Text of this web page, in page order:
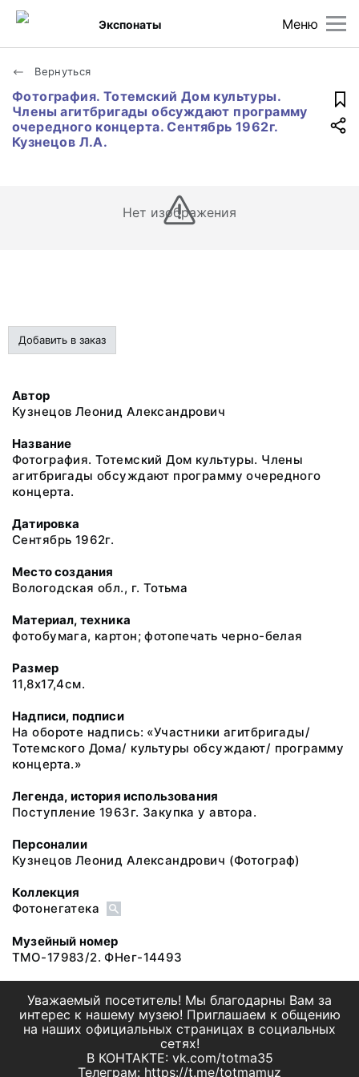
Меню
Экспонаты
Вернуться
Фотография. Тотемский Дом культуры.
Члены агитбригады обсуждают программу
очередного концерта. Сентябрь 1962г.
Кузнецов Л.А.
Нет изображения
Добавить в заказ
Автор
Кузнецов Леонид Александрович
Название
Фотография. Тотемский Дом культуры. Члены
агитбригады обсуждают программу очередного
концерта.
Датировка
Сентябрь 1962г.
Место создания
Вологодская обл., г. Тотьма
Материал, техника
фотобумага, картон; фотопечать черно-белая
Размер
11,8х17,4см.
Надписи, подписи
На обороте надпись: «Участники агитбригады/
Тотемского Дома/ культуры обсуждают/ программу
концерта.»
Легенда, история использования
Поступление 1963г. Закупка у автора.
Персоналии
Кузнецов Леонид Александрович (Фотограф)
Коллекция
Фотонегатека
Музейный номер
ТМО-17983/2. ФНег-14493
Уважаемый посетитель! Мы благодарны Вам за
интерес к нашему музею! Приглашаем к общению
на наших официальных страницах в социальных
сетях!
В КОНТАКТЕ: vk.com/totma35
Телеграм: https://t.me/totmamuz